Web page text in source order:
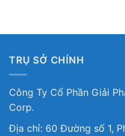
TRỤ SỞ CHÍNH
Công Ty Cổ Phần Giải
Corp.
Địa chỉ: 60 Đường số 1,